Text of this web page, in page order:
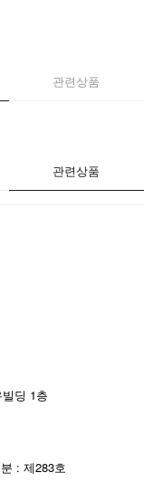
관련상품
관련상품
딩 1층
: 제283호